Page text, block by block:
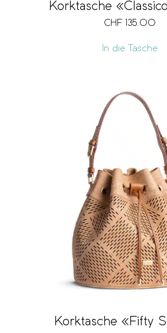
Korktasche
CHF 135.00
In die Tasche
Korktasche «Fifty